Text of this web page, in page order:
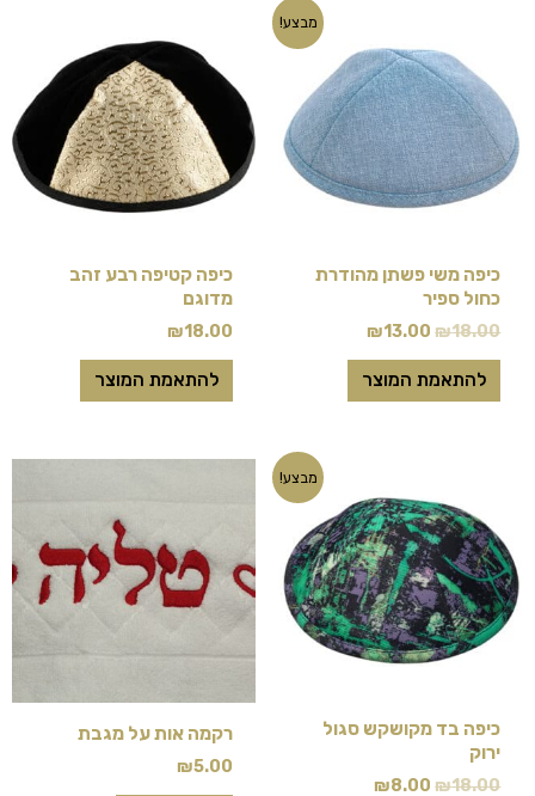
מבצע!
כיפה משי פשתן מהודרת
כחול ספיר
₪18.00
היה:
₪18.00.
₪13.00
המחיר
הנוכחי
הוא:
₪13.00.
להתאמת המוצר
כיפה קטיפה רבע זהב
מדוגם
₪18.00
להתאמת המוצר
זה
מספר
סוגים.
ניתן
האפשרויות
המוצר
מבצע!
כיפה בד מקושקש סגול
ירוק
₪18.00
היה:
₪18.00.
₪8.00
הוא:
₪8.00.
למוצר
זה
יש
מספר
סוגים.
ניתן
האפשרויות
רקמה אות על מגבת
₪5.00